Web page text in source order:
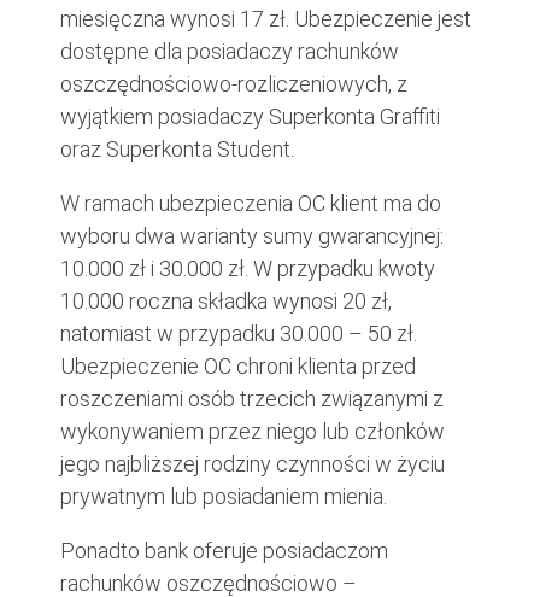
miesięczna wynosi 17 zł. Ubezpieczenie jest
dostępne dla posiadaczy rachunków
oszczędnościowo-rozliczeniowych, z
wyjątkiem posiadaczy Superkonta Graffiti
oraz Superkonta Student.
W ramach ubezpieczenia OC klient ma do
wyboru dwa warianty sumy gwarancyjnej:
10.000 zł i 30.000 zł. W przypadku kwoty
10.000 roczna składka wynosi 20 zł,
natomiast w przypadku 30.000 – 50 zł.
Ubezpieczenie OC chroni klienta przed
roszczeniami osób trzecich związanymi z
wykonywaniem przez niego lub członków
jego najbliższej rodziny czynności w życiu
prywatnym lub posiadaniem mienia.
Ponadto bank oferuje posiadaczom
rachunków oszczędnościowo –